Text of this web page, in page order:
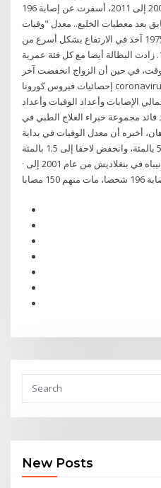
نيباه في بنغلاديش من عام 2001 إلى 2011، أسفرت عن إصابة 196
مصابا. السابق بعد معطيات الخليع.. معدل "وفيات
اليأس" للبيض المولود في عام 1975 آخذ في الارتفاع بشكل أسرع من
أولئك الذين ولدوا في عام 1935. زادت البطالة أيضا مع كل فئة عمرية
في حين أن الزواج انخفضت آخر
إحصائيات فيروس كورونا coronavirus disease في العالم تحديث
الإصابات وأعداد الوفيات وأعداد
قائد مجموعة خبراء العلاج الطبي في
أخبره أن معدل الوفيات في بداية
انتشار الفيروس كان 5 بالمئة، وانخفض لاحقا إلى 1.5 بالمئة. Jan 15, 2021
· وسجلت 11 حالة تفشي لفيروس نيباه في بنغلاديش من عام 2001 إلى
New Posts